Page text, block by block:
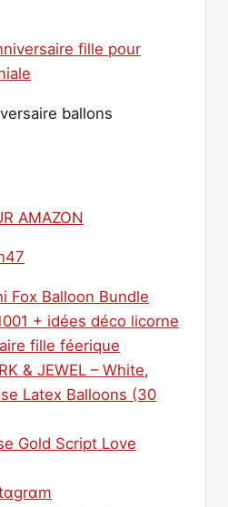
ballons
AMAZON
Fox Balloon Bundle
+ idées déco licorne
fille féerique
& JEWEL – White,
Latex Balloons (30
Gold Script Love